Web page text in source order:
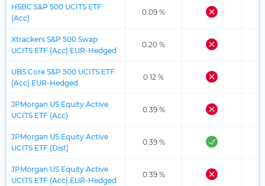
HSBC S&P 500 UCITS ETF
(Acc)
0.09 %
Xtrackers S&P 500 Swap
UCITS ETF (Acc) EUR-Hedged
0.20 %
UBS Core S&P 500 UCITS ETF
(Acc) EUR-Hedged
0.12 %
JPMorgan US Equity Active
UCITS ETF (Acc)
0.39 %
JPMorgan US Equity Active
UCITS ETF (Dist)
0.39 %
JPMorgan US Equity Active
UCITS ETF (Acc) EUR-Hedged
0.39 %